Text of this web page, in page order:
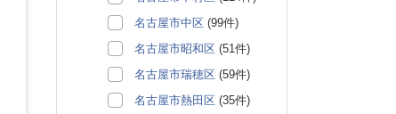
名古屋市中区 (99件)
名古屋市昭和区 (51件)
名古屋市瑞穂区 (59件)
名古屋市熱田区 (35件)